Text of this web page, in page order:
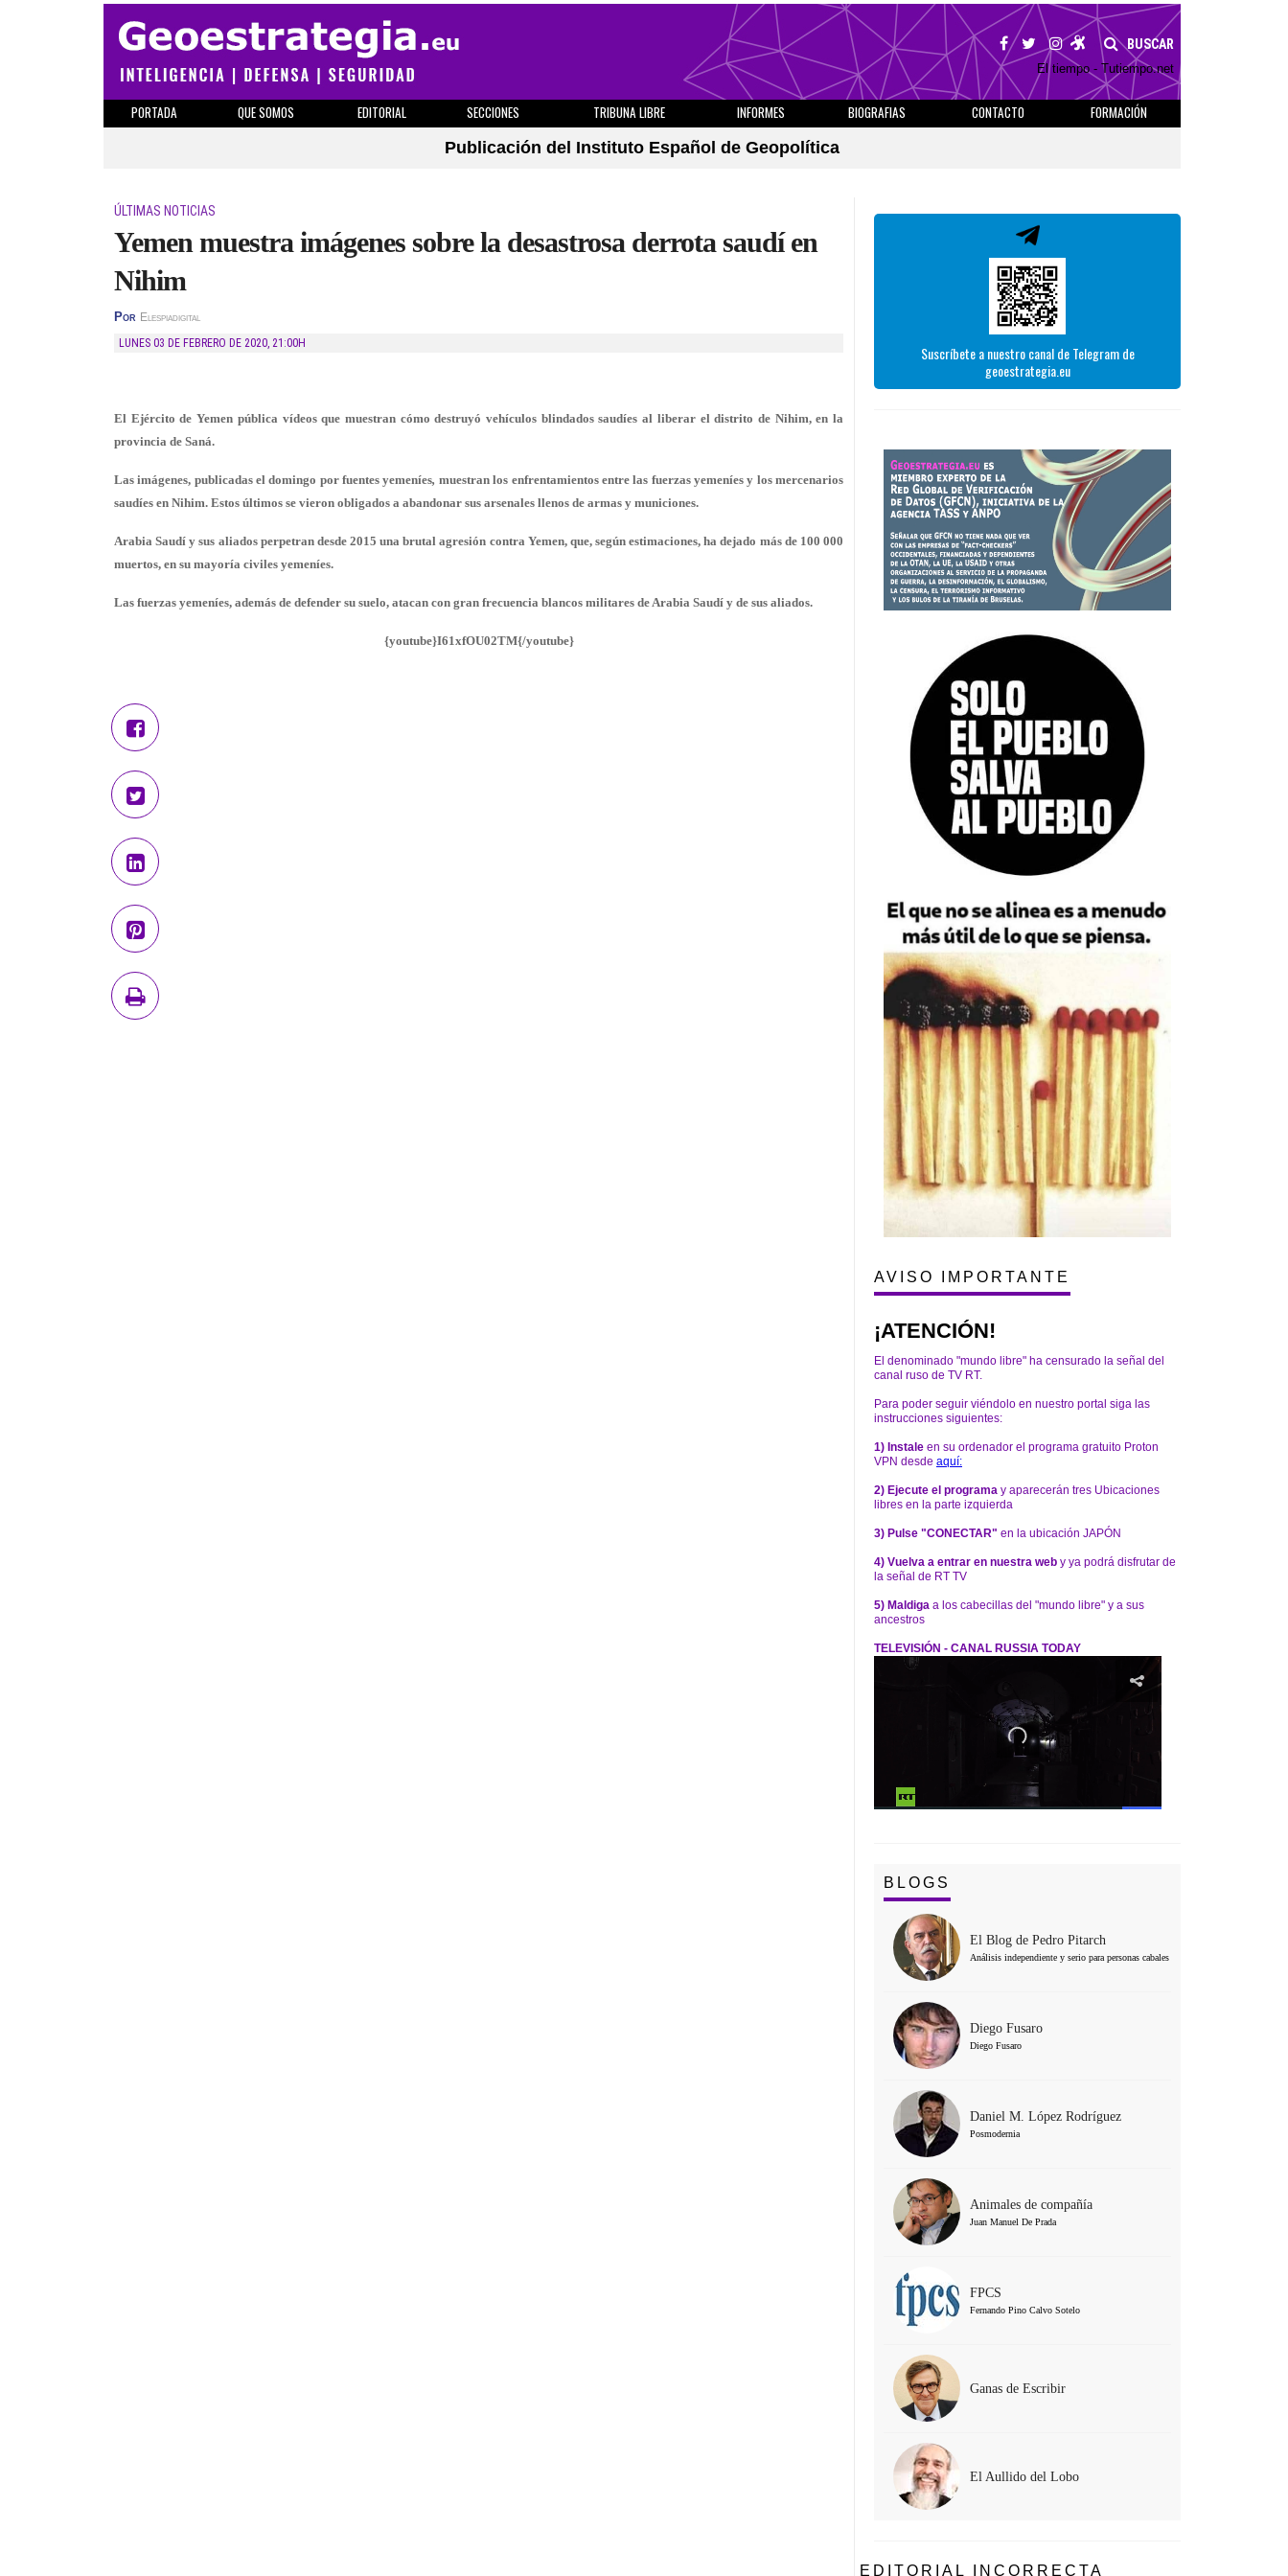
BUSCAR
El tiempo - Tutiempo.net
PORTADA QUE SOMOS EDITORIAL SECCIONES TRIBUNA LIBRE INFORMES BIOGRAFIAS CONTACTO
FORMACIÓN
Publicación del Instituto Español de Geopolítica
ÚLTIMAS NOTICIAS
Yemen muestra imágenes sobre la desastrosa derrota saudí en
Nihim
Por Elespiadigital
LUNES 03 DE FEBRERO DE 2020, 21:00H
El Ejército de Yemen pública vídeos que muestran cómo destruyó vehículos blindados saudíes al liberar el distrito de Nihim, en la
provincia de Saná.
Las imágenes, publicadas el domingo por fuentes yemeníes, muestran los enfrentamientos entre las fuerzas yemeníes y los mercenarios
saudíes en Nihim. Estos últimos se vieron obligados a abandonar sus arsenales llenos de armas y municiones.
Arabia Saudí y sus aliados perpetran desde 2015 una brutal agresión contra Yemen, que, según estimaciones, ha dejado más de 100 000
muertos, en su mayoría civiles yemeníes.
Las fuerzas yemeníes, además de defender su suelo, atacan con gran frecuencia blancos militares de Arabia Saudí y de sus aliados.
{youtube}I61xfOU02TM{/youtube}
Suscríbete a nuestro canal de Telegram de
geoestrategia.eu
AVISO IMPORTANTE
¡ATENCIÓN!
El denominado "mundo libre" ha censurado la señal del
canal ruso de TV RT.
Para poder seguir viéndolo en nuestro portal siga las
instrucciones siguientes:
1) Instale en su ordenador el programa gratuito Proton
VPN desde aquí:
2) Ejecute el programa y aparecerán tres Ubicaciones
libres en la parte izquierda
3) Pulse "CONECTAR" en la ubicación JAPÓN
4) Vuelva a entrar en nuestra web y ya podrá disfrutar de
la señal de RT TV
5) Maldiga a los cabecillas del "mundo libre" y a sus
ancestros
TELEVISIÓN - CANAL RUSSIA TODAY
BLOGS
El Blog de Pedro Pitarch
Análisis independiente y serio para personas cabales
Diego Fusaro
Diego Fusaro
Daniel M. López Rodríguez
Posmodernia
Animales de compañía
Juan Manuel De Prada
FPCS
Fernando Pino Calvo Sotelo
Ganas de Escribir
El Aullido del Lobo
EDITORIAL INCORRECTA